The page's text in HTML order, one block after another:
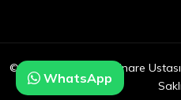
© Copyright 2025 | Minare
WhatsApp